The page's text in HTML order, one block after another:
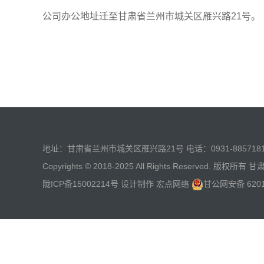
公司办公地址迁至甘肃省兰州市城关区雁兴路21号。
地址：甘肃省兰州市城关区雁兴路21号 电话：0931-8857181
Copyrights © 2018-2025 All Rights Reserved. 版权所有 甘
陇ICP备15002214号 设计制作 宏点网络 甘公网安备